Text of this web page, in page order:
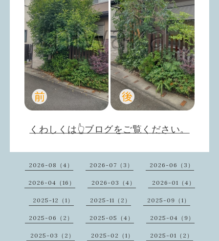
くわしくは👆ブログをご覧ください。
2026-08（4） 2026-07（3） 2026-06（3）
2026-04（16） 2026-03（4） 2026-01（4）
2025-12（1） 2025-11（2） 2025-09（1）
2025-06（2） 2025-05（4） 2025-04（9）
2025-03（2） 2025-02（1） 2025-01（2）